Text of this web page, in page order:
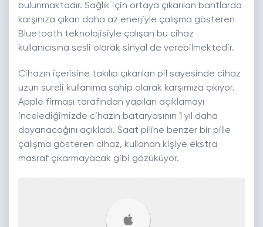
bulunmaktadır. Sağlık için ortaya çıkarılan bantlarda
karşınıza çıkan daha az enerjiyle çalışma gösteren
Bluetooth teknolojisiyle çalışan bu cihaz
kullanıcısına sesli olarak sinyal de verebilmektedir.
Cihazın içerisine takılıp çıkarılan pil sayesinde cihaz
uzun süreli kullanıma sahip olarak karşımıza çıkıyor.
Apple firması tarafından yapılan açıklamayı
incelediğimizde cihazın bataryasının 1 yıl daha
dayanacağını açıkladı. Saat piline benzer bir pille
çalışma gösteren cihaz, kullanan kişiye ekstra
masraf çıkarmayacak gibi gözüküyor.